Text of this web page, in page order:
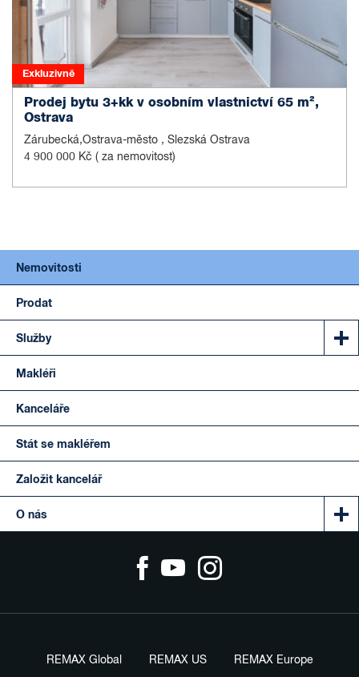
Exkluzivně
Prodej bytu 3+kk v osobním vlastnictví 65 m²,
Ostrava
Zárubecká,Ostrava-město , Slezská Ostrava
4 900 000 Kč ( za nemovitost)
Nemovitosti
Prodat
Služby
Makléři
Kanceláře
Stát se makléřem
Založit kancelář
O nás
REMAX Global REMAX US REMAX Europe